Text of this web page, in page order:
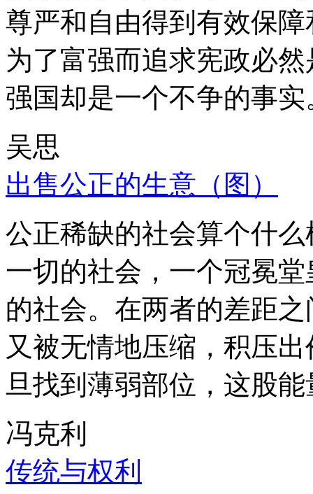
尊严和自由得到有效保
为了富强而追求宪政必
强国却是一个不争的事实
吴思
出售公正的生意（图）
公正稀缺的社会算个什
一切的社会，一个冠冕
的社会。在两者的差距
又被无情地压缩，积压
旦找到薄弱部位，这股
冯克利
传统与权利